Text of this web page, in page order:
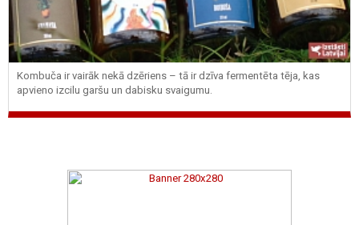
Kombuča ir vairāk nekā dzēriens – tā ir dzīva fermentēta tēja, kas
apvieno izcilu garšu un dabisku svaigumu.